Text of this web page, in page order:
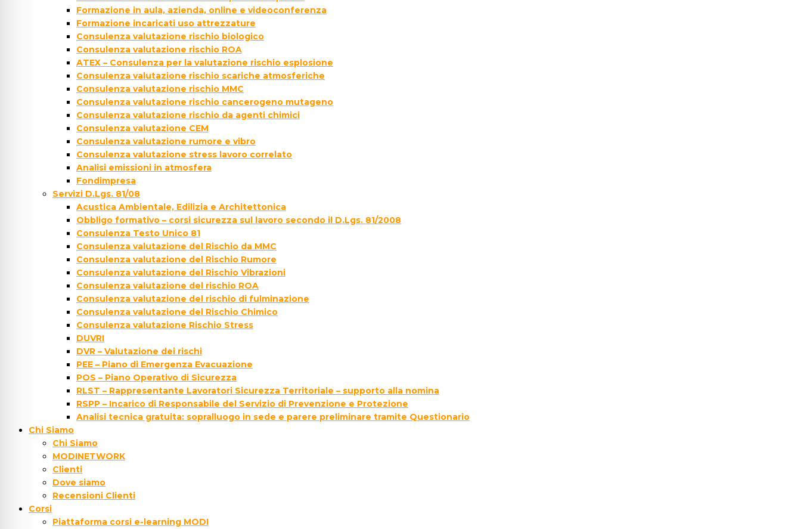
Formazione in aula, azienda, online e videoconferenza
Formazione incaricati uso attrezzature
Consulenza valutazione rischio biologico
Consulenza valutazione rischio ROA
ATEX – Consulenza per la valutazione rischio esplosione
Consulenza valutazione rischio scariche atmosferiche
Consulenza valutazione rischio MMC
Consulenza valutazione rischio cancerogeno mutageno
Consulenza valutazione rischio da agenti chimici
Consulenza valutazione CEM
Consulenza valutazione rumore e vibro
Consulenza valutazione stress lavoro correlato
Analisi emissioni in atmosfera
Fondimpresa
Servizi D.Lgs. 81/08
Acustica Ambientale, Edilizia e Architettonica
Obbligo formativo – corsi sicurezza sul lavoro secondo il D.Lgs. 81/2008
Consulenza Testo Unico 81
Consulenza valutazione del Rischio da MMC
Consulenza valutazione del Rischio Rumore
Consulenza valutazione del Rischio Vibrazioni
Consulenza valutazione del rischio ROA
Consulenza valutazione del rischio di fulminazione
Consulenza valutazione del Rischio Chimico
Consulenza valutazione Rischio Stress
DUVRI
DVR – Valutazione dei rischi
PEE – Piano di Emergenza Evacuazione
POS – Piano Operativo di Sicurezza
RLST – Rappresentante Lavoratori Sicurezza Territoriale – supporto alla nomina
RSPP – Incarico di Responsabile del Servizio di Prevenzione e Protezione
Analisi tecnica gratuita: sopralluogo in sede e parere preliminare tramite Questionario
Chi Siamo
Chi Siamo
MODINETWORK
Clienti
Dove siamo
Recensioni Clienti
Corsi
Piattaforma corsi e-learning MODI